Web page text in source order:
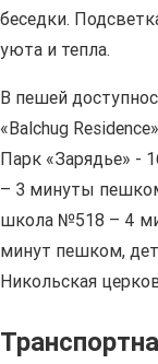
беседки.
уюта и тепла.
В пешей
«Balchug
Парк «Зарядье» -
– 3 минуты
школа №518 – 4
минут пешком,
Никольская